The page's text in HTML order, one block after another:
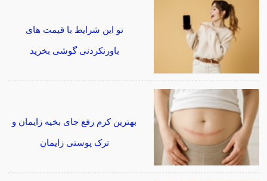
تو این شرایط با قیمت های
باورنکردنی گوشی بخرید
بهترین کرم رفع جای بخیه زایمان و
ترک پوستی زایمان